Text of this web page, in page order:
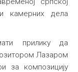
камерних дела
прилику да
Лазаром
за композицију